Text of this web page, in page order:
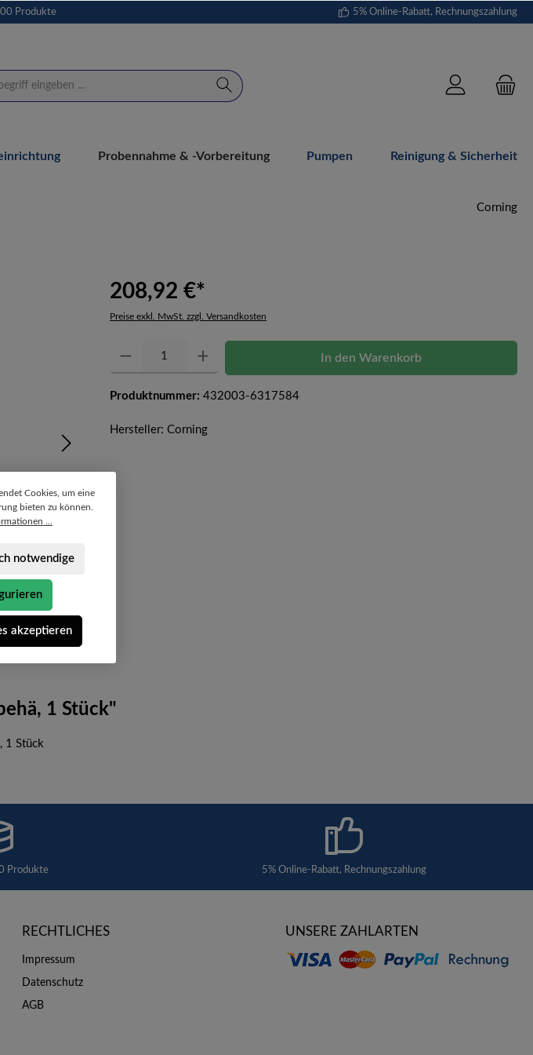
Produkte 5% Online-Rabatt, Rechnungszahlung
Probennahme & -vorbereitung Pumpen Reinigung & Sicherheit
Corning
208,92 €*
Preise exkl. MwSt. zzgl. Versandkosten
Produkt Anzahl: Gib den gewünschten Wert ein oder benutze die Schaltflächen um die Anzahl zu
In den Warenkorb
Produktnummer: 432003-6317584
Hersteller: Corning
1 Stück"
1 Stück
Produkte 5% Online-Rabatt, Rechnungszahlung
RECHTLICHES
Impressum
Datenschutz
AGB
UNSERE ZAHLARTEN
Cookies, um eine
bieten zu können.
...
notwendige
akzeptieren